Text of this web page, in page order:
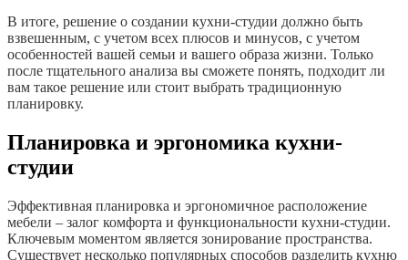
В итоге, решение о создании кухни-студии должно быть
взвешенным, с учетом всех плюсов и минусов, с учетом
особенностей вашей семьи и вашего образа жизни. Только
после тщательного анализа вы сможете понять, подходит ли
вам такое решение или стоит выбрать традиционную
планировку.
Планировка и эргономика кухни-
студии
Эффективная планировка и эргономичное расположение
мебели – залог комфорта и функциональности кухни-студии.
Ключевым моментом является зонирование пространства.
Существует несколько популярных способов разделить кухню